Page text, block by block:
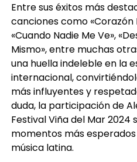
Entre sus éxitos más
canciones como «Corazón
«Cuando Nadie Me Ve»,
Mismo», entre muchas
una huella indeleble en la
internacional,
más influyentes y
duda, la participación de
Festival Viña del Mar 2024
momentos más
música latina.